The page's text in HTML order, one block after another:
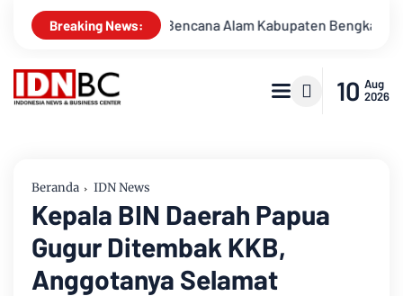
Breaking News:
Bencana Alam Kabupaten Bengkalis Percakapan
10 Aug
2026
Beranda IDN News
Kepala BIN Daerah Papua
Gugur Ditembak KKB,
Anggotanya Selamat